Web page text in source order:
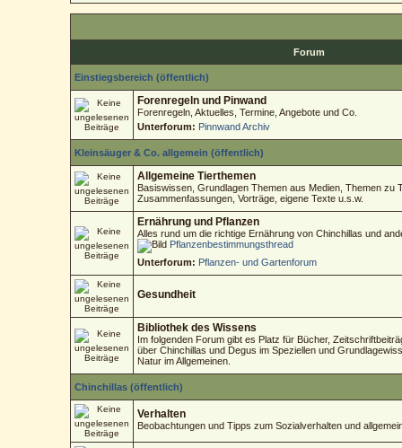
Forum
Einstiegsbereich (öffentlich)
Forenregeln und Pinwand
Forenregeln, Aktuelles, Termine, Angebote und Co.
Unterforum: Pinnwand Archiv
Kleinsäuger & Co. allgemein (öffentlich)
Allgemeine Tierthemen
Basiswissen, Grundlagen Themen aus Medien, Themen zu
Zusammenfassungen, Vorträge, eigene Texte u.s.w.
Ernährung und Pflanzen
Alles rund um die richtige Ernährung von Chinchillas und
Pflanzenbestimmungsthread
Unterforum: Pflanzen- und Gartenforum
Gesundheit
Bibliothek des Wissens
Im folgenden Forum gibt es Platz für Bücher,
über Chinchillas und Degus im Speziellen und
Natur im Allgemeinen.
Chinchillas (öffentlich)
Verhalten
Beobachtungen und Tipps zum Sozialverhalten und